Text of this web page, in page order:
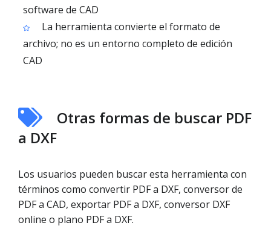
software de CAD
La herramienta convierte el formato de
archivo; no es un entorno completo de edición
CAD
Otras formas de buscar PDF
a DXF
Los usuarios pueden buscar esta herramienta con
términos como convertir PDF a DXF, conversor de
PDF a CAD, exportar PDF a DXF, conversor DXF
online o plano PDF a DXF.